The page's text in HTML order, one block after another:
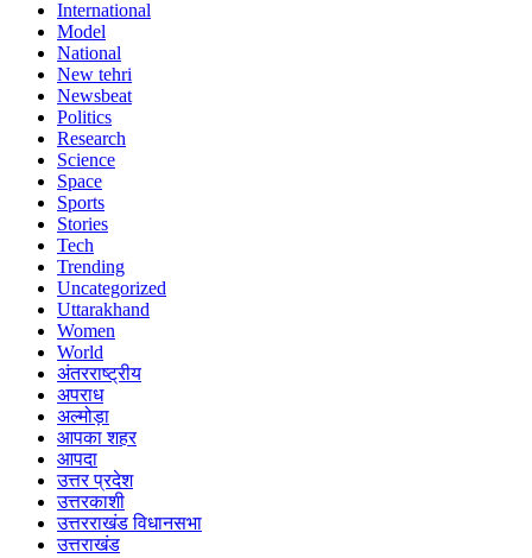
International
Model
National
New tehri
Newsbeat
Politics
Research
Science
Space
Sports
Stories
Tech
Trending
Uncategorized
Uttarakhand
Women
World
अंतरराष्ट्रीय
अपराध
अल्मोड़ा
आपका शहर
आपदा
उत्तर प्रदेश
उत्तरकाशी
उत्तरराखंड विधानसभा
उत्तराखंड